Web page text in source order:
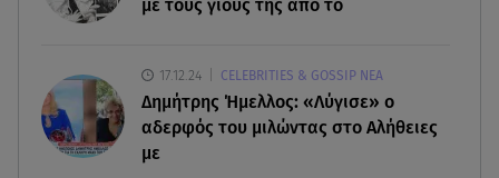
Πόσο καιρό παίρνει σε ένα δάσος να πρασινίσει
ξανά μετά από πυρκαγιά
με τους γιους της από το
17.12.24 CELEBRITIES & GOSSIP ΝΕΑ
Δημήτρης Ήμελλος: «Λύγισε» ο
αδερφός του μιλώντας στο Αλήθειες
με